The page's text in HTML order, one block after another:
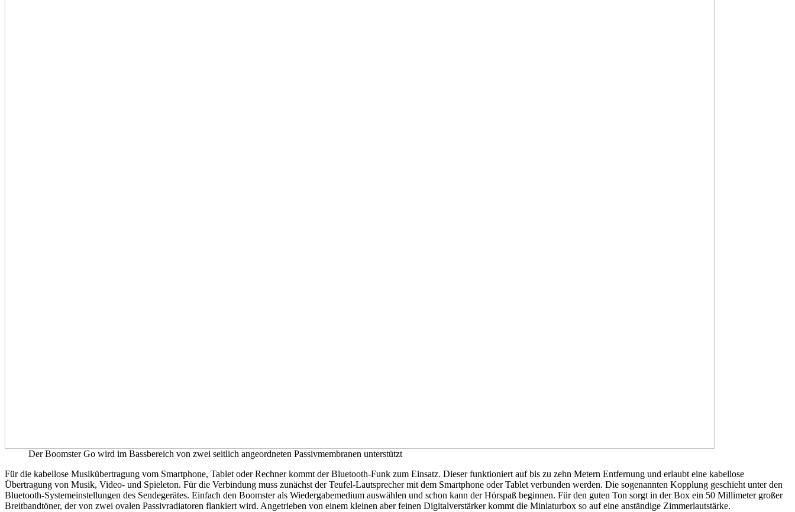
Der Boomster Go wird im Bassbereich von zwei seitlich angeordneten Passivmembranen unterstützt
Für die kabellose Musikübertragung vom Smartphone, Tablet oder Rechner kommt der Bluetooth-Funk zum Einsatz. Dieser funktioniert auf bis zu zehn Metern Entfernung und erlaubt eine kabellose
Übertragung von Musik, Video- und Spieleton. Für die Verbindung muss zunächst der Teufel-Lautsprecher mit dem Smartphone oder Tablet verbunden werden. Die sogenannten Kopplung geschieht unter den
Bluetooth-Systemeinstellungen des Sendegerätes. Einfach den Boomster als Wiedergabemedium auswählen und schon kann der Hörspaß beginnen. Für den guten Ton sorgt in der Box ein 50 Millimeter großer
Breitbandtöner, der von zwei ovalen Passivradiatoren flankiert wird. Angetrieben von einem kleinen aber feinen Digitalverstärker kommt die Miniaturbox so auf eine anständige Zimmerlautstärke.